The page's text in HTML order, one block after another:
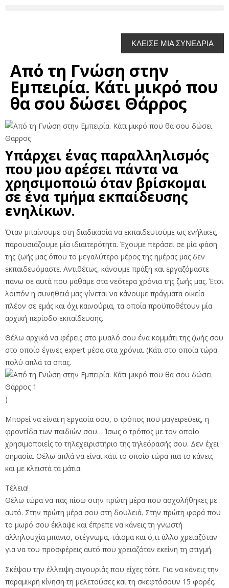
ΚΛΕΙΣΕ ΜΙΑ ΣΥΝΕΔΡΙΑ
Από τη Γνώση στην
Εμπειρία. Κάτι μικρό που
θα σου δώσει Θάρρος
Υπάρχει ένας παραλληλισμός
που μου αρέσει πάντα να
χρησιμοποιώ όταν βρίσκομαι
σε ένα τμήμα εκπαίδευσης
ενηλίκων.
Όταν μπαίνουμε στη διαδικασία να εκπαιδευτούμε ως ενήλικες,
παρουσιάζουμε μία ιδιαιτερότητα. Έχουμε περάσει σε μία φάση
της ζωής μας όπου το μεγαλύτερο μέρος της ημέρας μας δεν
εκπαιδευόμαστε. Αντιθέτως, κάνουμε πράξη και εργαζόμαστε
πάνω σε αυτά που μάθαμε στα νεότερα χρόνια της ζωής μας. Έτσι
λοιπόν η συνήθειά μας γίνεται να κάνουμε πράγματα οικεία
πλέον σε εμάς και όχι καινούρια, τα οποία προϋποθέτουν μία
αρχική περίοδο εκπαίδευσης.
Θέλω αρχικά να φέρεις στο μυαλό σου ένα κομμάτι της ζωής σου
στο οποίο έγινες expert μέσα στα χρόνια. (Κάτι στο οποία τώρα
πολύ απλά τα σπας.
)
Μπορεί να είναι η εργασία σου, ο τρόπος που μαγειρεύεις, η
φροντίδα των παιδιών σου… Ίσως ο τρόπος με τον οποίο
χρησιμοποιείς το τηλεχειριστήριο της τηλεόρασής σου. Δεν έχει
σημασία. Θέλω απλά να είναι κάτι το οποίο τώρα πια το κάνεις
και με κλειστά τα μάτια.
Τέλεια!
Θέλω τώρα να πας πίσω στην πρώτη μέρα που ασχολήθηκες με
αυτό. Στην πρώτη μέρα σου στη δουλειά. Στην πρώτη φορά που
το μωρό σου έκλαψε και έπρεπε να κάνεις τη γνωστή
αλληλουχία μπάνιο, στέγνωμα, τάισμα και ό,τι άλλο χρειαζόταν
για να του προσφέρεις αυτό που χρειαζόταν εκείνη τη στιγμή.
Σκέψου την έλλειψη σιγουριάς που είχες τότε. Για να κάνεις την
παραμικρή κίνηση τη μελετούσες και τη σκεφτόσουν 15 φορές.